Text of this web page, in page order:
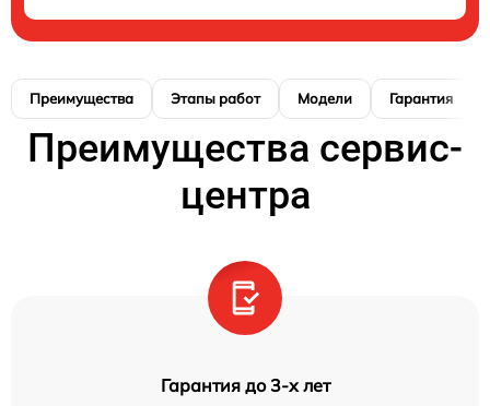
Преимущества Этапы работ Модели Гарантия
Преимущества сервис-
центра
Гарантия до 3-х лет